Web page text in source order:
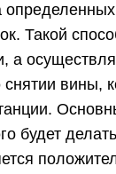
Такой
а
снятии вины,
будет